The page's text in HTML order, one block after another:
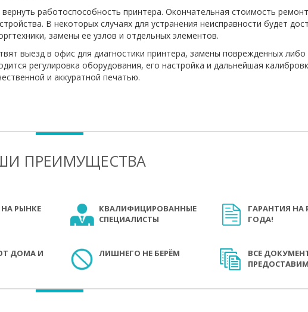
работоспособность принтера. Окончательная стоимость
В некоторых случаях для устранения неисправности будет
замены ее узлов и отдельных элементов.
выезд в офис для диагностики принтера, замены поврежденных либо
регулировка оборудования, его настройка и дальнейшая
и аккуратной печатью.
ПРЕИМУЩЕСТВА
НА РЫНКЕ
КВАЛИФИЦИРОВАННЫЕ
СПЕЦИАЛИСТЫ
ГАРАНТИЯ НА
ГОДА!
ДОМА И
ЛИШНЕГО НЕ БЕРЁМ
ВСЕ
ПРЕДОСТАВИМ